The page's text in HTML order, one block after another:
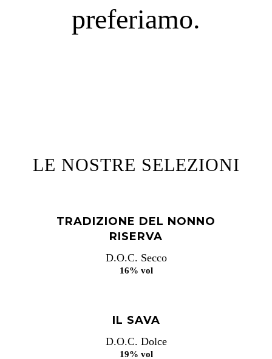
preferiamo.
LE NOSTRE SELEZIONI
TRADIZIONE DEL NONNO
RISERVA
D.O.C. Secco
16% vol
IL SAVA
D.O.C. Dolce
19% vol